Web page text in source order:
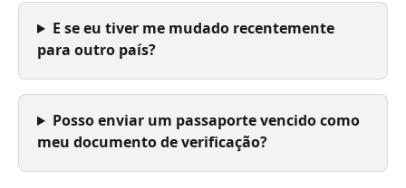
E se eu tiver me mudado recentemente
para outro país?
Posso enviar um passaporte vencido como
meu documento de verificação?